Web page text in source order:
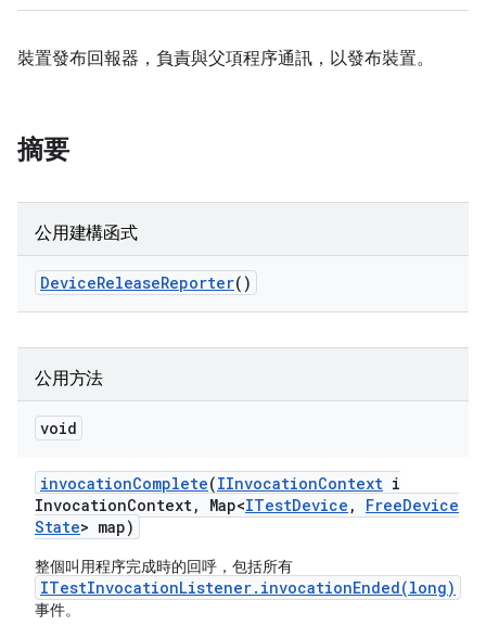
裝置發布回報器，負責與父項程序通訊，以發布裝置。
摘要
公用建構函式
DeviceReleaseReporter()
公用方法
void
invocationComplete(IInvocationContext i
InvocationContext, Map<ITestDevice , FreeDevice
State> map)
整個叫用程序完成時的回呼，包括所有
ITestInvocationListener.invocationEnded(long)
事件。